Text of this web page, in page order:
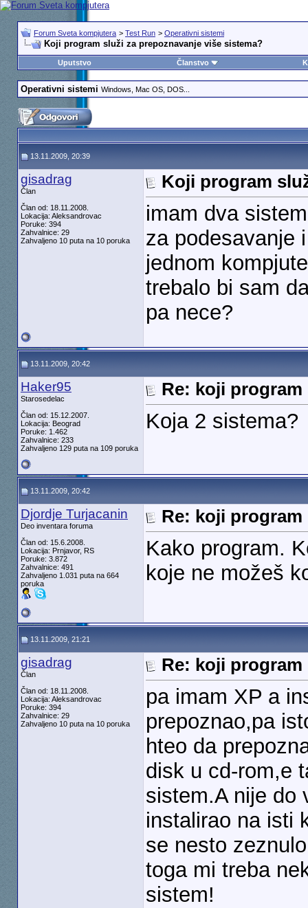
Forum Sveta kompjutera > Test Run > Operativni sistemi
Koji program služi za prepoznavanje više sistema?
Uputstvo Članstvo
Operativni sistemi Windows, Mac OS, DOS...
13.11.2009, 20:39
gisadrag
Član
Član od: 18.11.2008.
Lokacija: Aleksandrovac
Poruke: 394
Zahvalnice: 29
Zahvaljeno 10 puta na 10 poruka
Koji program
imam dva
za podesavanje
jednom
trebalo bi sam
pa nece?
13.11.2009, 20:42
Haker95
Starosedelac
Član od: 15.12.2007.
Lokacija: Beograd
Poruke: 1.462
Zahvalnice: 233
Zahvaljeno 129 puta na 109 poruka
Re: koji program
Koja 2 sistema?
13.11.2009, 20:42
Djordje Turjacanin
Deo inventara foruma
Član od: 15.6.2008.
Lokacija: Prnjavor, RS
Poruke: 3.872
Zahvalnice: 491
Zahvaljeno 1.031 puta na 664
poruka
Re: koji program
Kako program.
koje ne možeš
13.11.2009, 21:21
gisadrag
Član
Član od: 18.11.2008.
Lokacija: Aleksandrovac
Poruke: 394
Zahvalnice: 29
Zahvaljeno 10 puta na 10 poruka
Re: koji program
pa imam XP a
prepoznao,pa
hteo da
disk u cd-rom,e
sistem.A nije do
instalirao na isti
se nesto
toga mi treba
sistem!